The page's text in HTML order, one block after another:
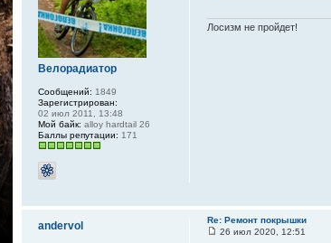
Лосизм не пройдет!
Велорадиатор
Сообщений: 1849
Зарегистрирован:
02 июл 2011, 13:48
Мой байк: alloy hardtail 26
Баллы репутации: 171
Re: Ремонт покрышки
26 июл 2020, 12:51
andervol